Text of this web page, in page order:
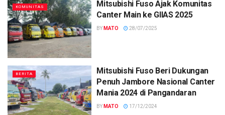
KOMUNITAS
Mitsubishi Fuso Ajak Komunitas
Canter Main ke GIIAS 2025
BY MATO 28/07/2025
BERITA
Mitsubishi Fuso Beri Dukungan
Penuh Jambore Nasional Canter
Mania 2024 di Pangandaran
BY MATO 17/12/2024